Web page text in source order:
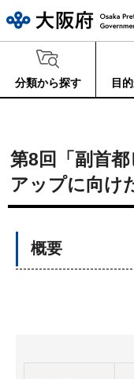
分類から探す 目
第8回「副首
アップに向け
概要